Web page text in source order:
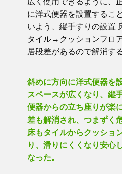
に洋式便器を設置するこ
いよう、縦手すりの設置
タイル→クッションフロ
居段差があるので解消す
斜めに方向に洋式便器を
スペースが広くなり、縦
便器からの立ち座りが楽
差も解消され、つまずく
床もタイルからクッショ
り、滑りにくくなり安心
なった。